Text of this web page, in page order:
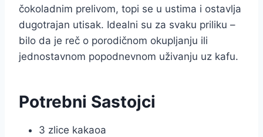
čokoladnim prelivom, topi se u ustima i ostavlja
dugotrajan utisak. Idealni su za svaku priliku –
bilo da je reč o porodičnom okupljanju ili
jednostavnom popodnevnom uživanju uz kafu.
Potrebni Sastojci
3 zlice kakaoa